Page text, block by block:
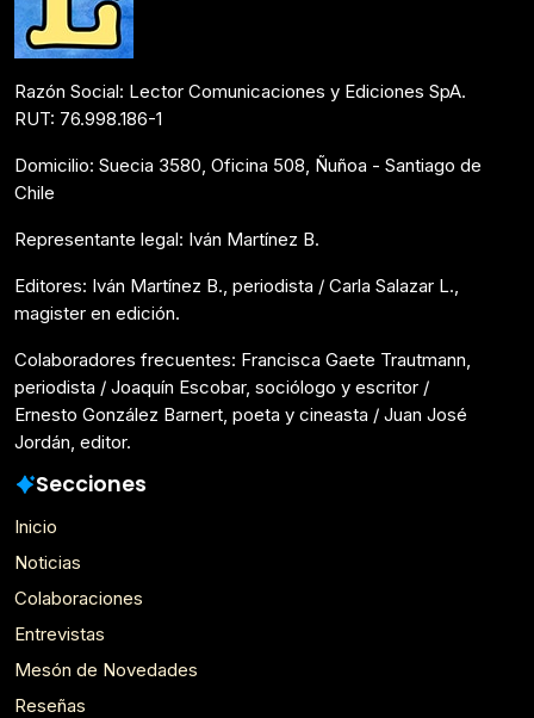
Razón Social: Lector Comunicaciones y Ediciones SpA.
RUT: 76.998.186-1
Domicilio: Suecia 3580, Oficina 508, Ñuñoa - Santiago de
Chile
Representante legal: Iván Martínez B.
Editores: Iván Martínez B., periodista / Carla Salazar L.,
magister en edición.
Colaboradores frecuentes: Francisca Gaete Trautmann,
periodista / Joaquín Escobar, sociólogo y escritor /
Ernesto González Barnert, poeta y cineasta / Juan José
Jordán, editor.
Secciones
Inicio
Noticias
Colaboraciones
Entrevistas
Mesón de Novedades
Reseñas